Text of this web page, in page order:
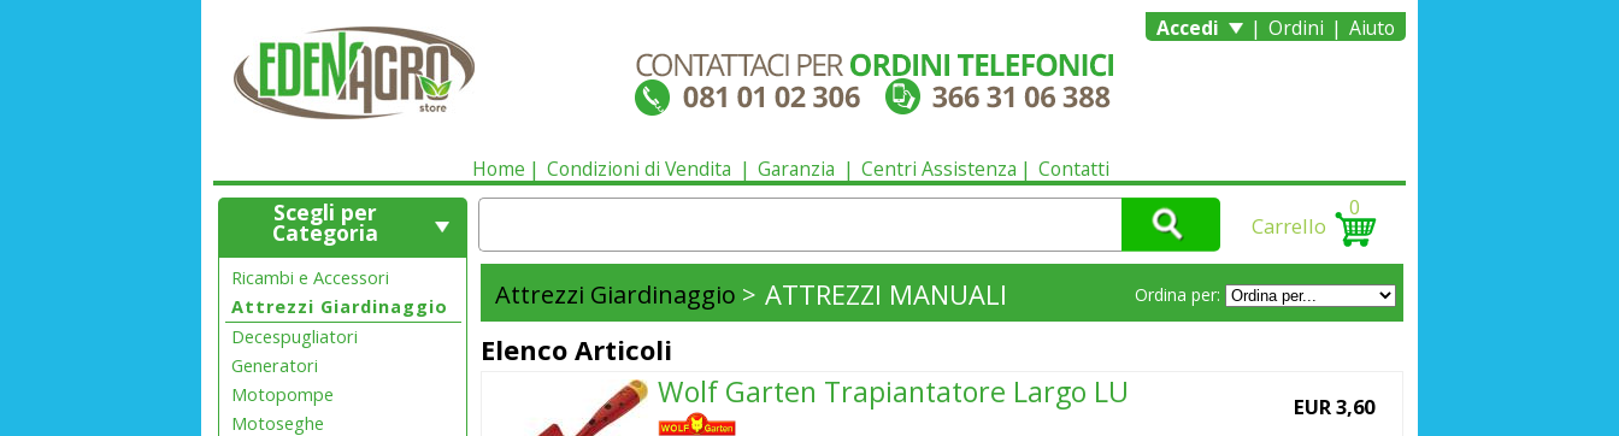
Home Condizioni di Vendita Garanzia Centri Assistenza Contatti
Accedi | Ordini | Aiuto
Scegli per
Categoria
Ricambi e Accessori
Attrezzi Giardinaggio
Decespugliatori
Generatori
Motopompe
Motoseghe
Carrello
0
Attrezzi Giardinaggio > ATTREZZI MANUALI Ordina per:
Elenco Articoli
Wolf Garten Trapiantatore Largo LU EUR 3,60